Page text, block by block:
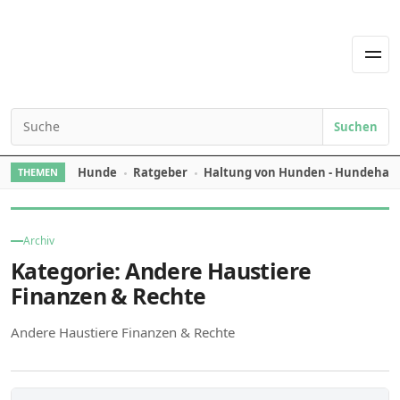
Search for:
Suchen
THEMEN Hunde Ratgeber Haltung von Hunden -
Archiv
Kategorie:Andere Haustiere
Finanzen & Rechte
Andere Haustiere Finanzen & Rechte